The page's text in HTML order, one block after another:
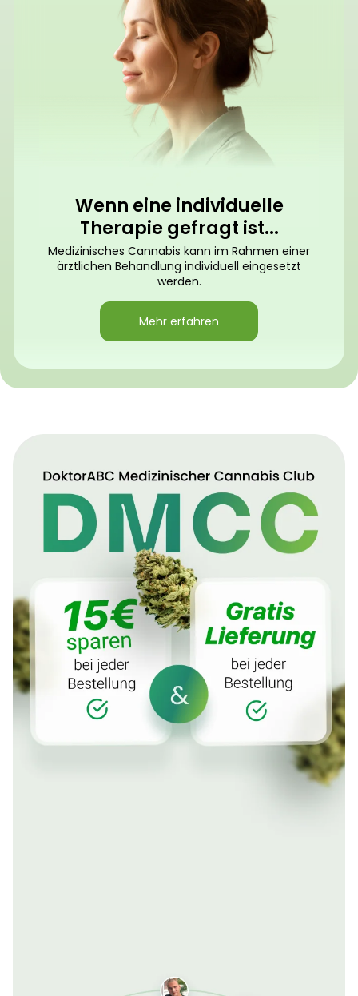
Wenn eine individuelle
Therapie gefragt ist...
Medizinisches Cannabis kann im Rahmen einer
ärztlichen Behandlung individuell eingesetzt
werden.
Mehr erfahren